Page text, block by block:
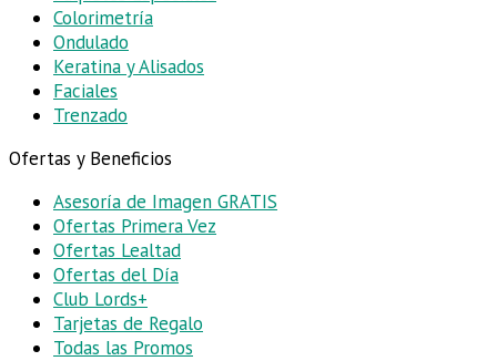
Colorimetría
Ondulado
Keratina y Alisados
Faciales
Trenzado
Ofertas y Beneficios
Asesoría de Imagen GRATIS
Ofertas Primera Vez
Ofertas Lealtad
Ofertas del Día
Club Lords+
Tarjetas de Regalo
Todas las Promos